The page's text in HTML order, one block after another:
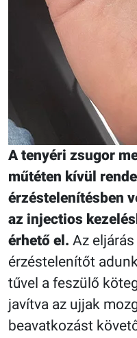
A tenyéri zsugor
műtéten kívül
érzéstelenítésben
az injectios
érhető el. Az
érzéstelenítőt
tűvel a feszülő
javítva az ujjak
beavatkozást